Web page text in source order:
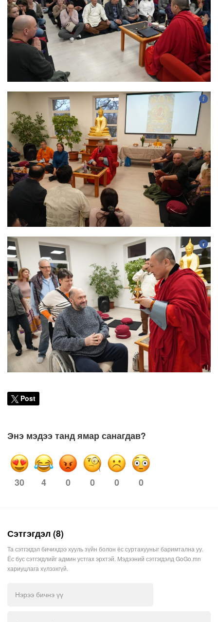
Post
Энэ мэдээ танд ямар санагдав?
30 4 0 0 0 0
Сэтгэгдэл (8)
Та сэтгэгдэл бичихдээ хууль зүйн болон ёс суртахууныг баримтална уу.
Ёс бус сэтгэгдлийг админ устгах эрхтэй. Мэдээний сэтгэгдэлд GoGo.mn
хариуцлага хүлээхгүй.